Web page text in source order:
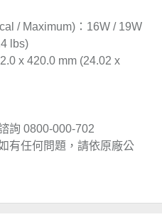
/ Maximum)：16W / 19W
lbs)
x 420.0 mm (24.02 x
詢 0800-000-702
有任何問題，請依原廠公